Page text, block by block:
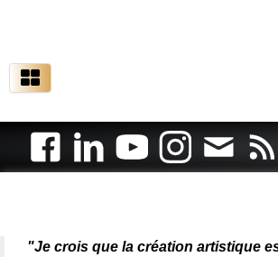
"Je crois que la création artistique